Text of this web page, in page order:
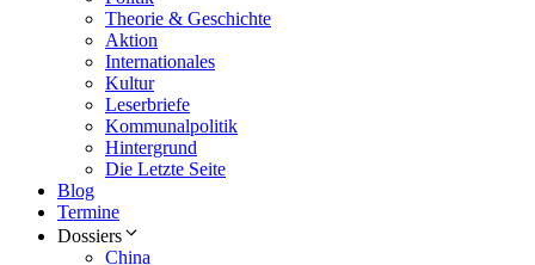
Theorie & Geschichte
Aktion
Internationales
Kultur
Leserbriefe
Kommunalpolitik
Hintergrund
Die Letzte Seite
Blog
Termine
Dossiers
China